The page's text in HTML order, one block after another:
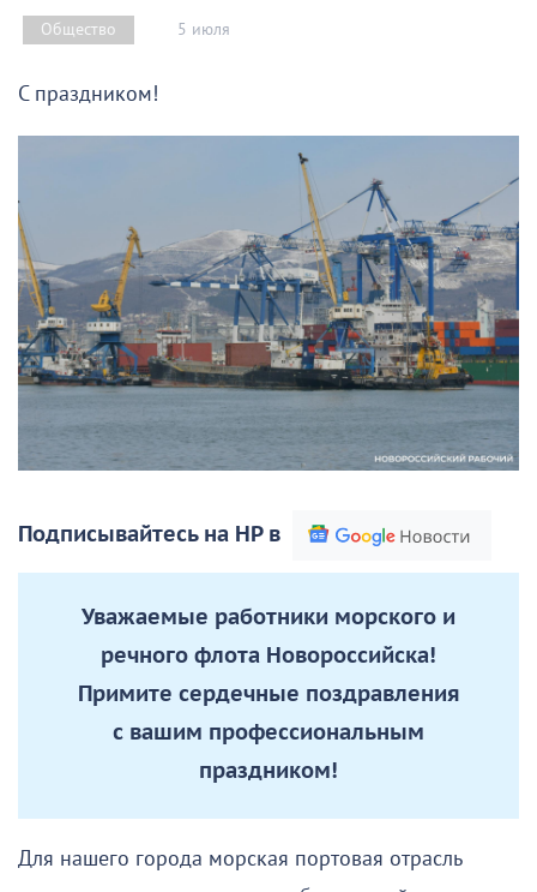
Общество 5 июля
С праздником!
Подписывайтесь на НР в
Уважаемые работники морского и
речного флота Новороссийска!
Примите сердечные поздравления
с вашим профессиональным
праздником!
Для нашего города морская портовая отрасль